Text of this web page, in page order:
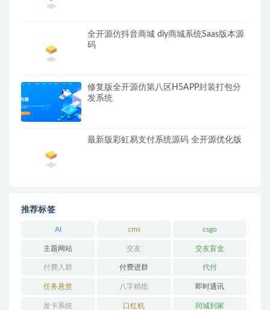
全开源仿抖音商城 diy商城系统Saas版本源
码
修复版全开源仿第八区H5APP封装打包分
发系统
最新版彩虹易支付系统源码 全开源优化版
推荐标签
AI cms csgo
主题网站 交友 交友盲盒
付费入群 付费进群 代付
任务悬赏 八字精批 即时通讯
发卡系统 口红机 同城到家